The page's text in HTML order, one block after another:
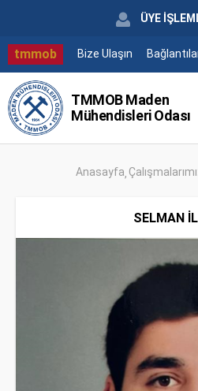
ÜYE
tmmob Bize Ulaşın
TMMOB Maden
Mühendisleri Odası
Anasayfa
SELMAN